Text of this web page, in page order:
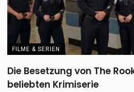
FILME & SERIEN
Die Besetzung von The
beliebten Krimiserie